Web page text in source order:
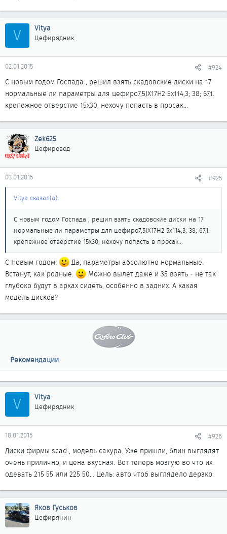
V Vitya
Цефирядник
02.01.2015 #924
С новым годом Госпада , решил взять скадовские диски на 17
нормальные ли параметры для цефиро7,5JХ17H2 5х114,3; 38; 67,1.
крепежное отверстие 15х30, нехочу попасть в просак...
Zek625
Цефировод
03.01.2015 #925
Vitya сказал(а):
С новым годом Госпада , решил взять скадовские диски на 17
нормальные ли параметры для цефиро7,5JХ17H2 5х114,3; 38; 67,1.
крепежное отверстие 15х30, нехочу попасть в просак...
С Новым годом!
Да, параметры абсолютно нормальные.
Встанут, как родные.
Можно вылет даже и 35 взять - не так
глубоко будут в арках сидеть, особенно в задних. А какая
модель дисков?
Рекомендации
V Vitya
Цефирядник
18.01.2015 #926
Диски фирмы scad , модель сакура. Уже пришли, блин выглядят
очень прилично, и цена вкусная. Вот теперь мозгую во что их
одевать 215 55 или 225 50... Цель: авто чтоб выглядело дерзко.
Яков Гуськов
Цефирянин